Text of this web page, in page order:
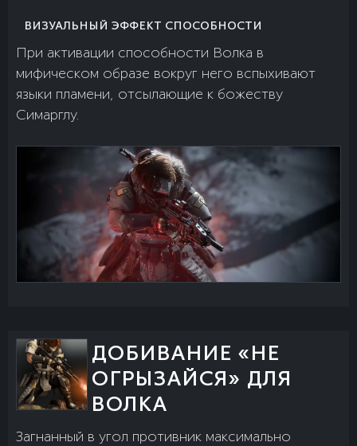
ВИЗУАЛЬНЫЙ ЭФФЕКТ СПОСОБНОСТИ
При активации способности Волка в
мифическом образе вокруг него вспыхивают
языки пламени, отсылающие к божеству
Симарглу.
ДОБИВАНИЕ «НЕ
ОГРЫЗАЙСЯ» ДЛЯ
ВОЛКА
Загнанный в угол противник максимально